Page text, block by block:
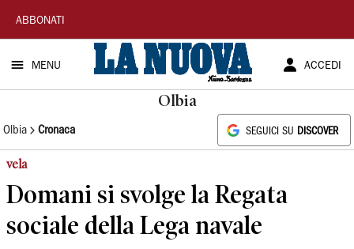
La
Nuova
Sardegna
ABBONATI
MENU ACCEDI
Olbia
Olbia Cronaca SEGUICI SU DISCOVER
vela
Domani si svolge la Regata
sociale della Lega navale